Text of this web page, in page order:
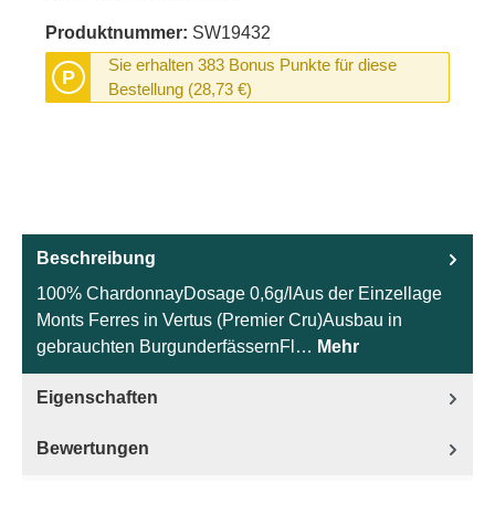
Produktnummer: SW19432
P
Sie erhalten 383 Bonus Punkte für diese
Bestellung (28,73 €)
Beschreibung
100% ChardonnayDosage 0,6g/lAus der Einzellage
Monts Ferres in Vertus (Premier Cru)Ausbau in
gebrauchten BurgunderfässernFl… Mehr
Eigenschaften
Bewertungen